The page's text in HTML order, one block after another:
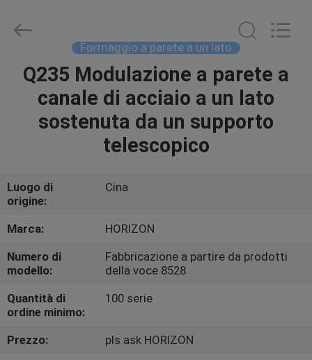
CASA
PRODOTTI
NOI
GIRO
DELLA
FABBRICA
CONTROLLO
DI
una
Formaggio a parete a un lato
Q235 Modulazione a parete a
canale di acciaio a un lato
sostenuta da un supporto
telescopico
Luogo di
origine:
Cina
Marca:
HORIZON
Numero di
modello:
Fabbricazione a partire da prodotti
della voce 8528
Quantità di
ordine minimo:
100 serie
Prezzo:
pls ask HORIZON